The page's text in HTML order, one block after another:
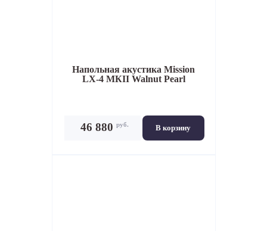
Напольная акустика Mission
LX-4 МКII Walnut Pearl
В корзину
46 880 руб.